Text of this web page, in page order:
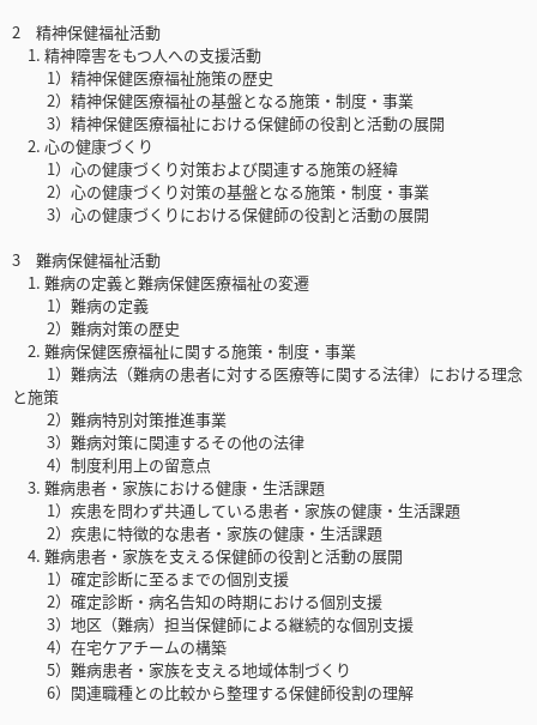
2 精神保健福祉活動
1. 精神障害をもつ人への支援活動
1）精神保健医療福祉施策の歴史
2）精神保健医療福祉の基盤となる施策・制度・事業
3）精神保健医療福祉における保健師の役割と活動の展開
2. 心の健康づくり
1）心の健康づくり対策および関連する施策の経緯
2）心の健康づくり対策の基盤となる施策・制度・事業
3）心の健康づくりにおける保健師の役割と活動の展開
3 難病保健福祉活動
1. 難病の定義と難病保健医療福祉の変遷
1）難病の定義
2）難病対策の歴史
2. 難病保健医療福祉に関する施策・制度・事業
1）難病法（難病の患者に対する医療等に関する法律）における理念
と施策
2）難病特別対策推進事業
3）難病対策に関連するその他の法律
4）制度利用上の留意点
3. 難病患者・家族における健康・生活課題
1）疾患を問わず共通している患者・家族の健康・生活課題
2）疾患に特徴的な患者・家族の健康・生活課題
4. 難病患者・家族を支える保健師の役割と活動の展開
1）確定診断に至るまでの個別支援
2）確定診断・病名告知の時期における個別支援
3）地区（難病）担当保健師による継続的な個別支援
4）在宅ケアチームの構築
5）難病患者・家族を支える地域体制づくり
6）関連職種との比較から整理する保健師役割の理解